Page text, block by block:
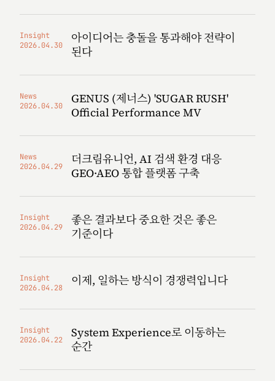
Insight
2026.04.30
아이디어는 충돌을 통과해야 전략이
된다
News
2026.04.30
GENUS (제너스) 'SUGAR RUSH'
Official Performance MV
News
2026.04.29
더크림유니언, AI 검색 환경 대응
GEO·AEO 통합 플랫폼 구축
Insight
2026.04.29
좋은 결과보다 중요한 것은 좋은
기준이다
Insight
2026.04.28
이제, 일하는 방식이 경쟁력입니다
Insight
2026.04.22
System Experience로 이동하는
순간